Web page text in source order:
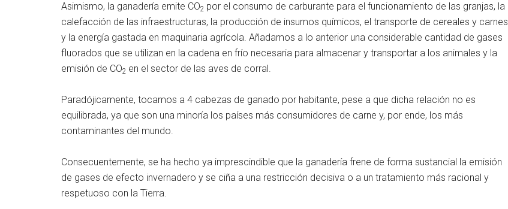
Asimismo, la ganadería emite CO2 por el consumo de carburante para el funcionamiento de las granjas, la
calefacción de las infraestructuras, la producción de insumos químicos, el transporte de cereales y carnes
y la energía gastada en maquinaria agrícola. Añadamos a lo anterior una considerable cantidad de gases
fluorados que se utilizan en la cadena en frío necesaria para almacenar y transportar a los animales y la
emisión de CO2 en el sector de las aves de corral.
Paradójicamente, tocamos a 4 cabezas de ganado por habitante, pese a que dicha relación no es
equilibrada, ya que son una minoría los países más consumidores de carne y, por ende, los más
contaminantes del mundo.
Consecuentemente, se ha hecho ya imprescindible que la ganadería frene de forma sustancial la emisión
de gases de efecto invernadero y se ciña a una restricción decisiva o a un tratamiento más racional y
respetuoso con la Tierra.